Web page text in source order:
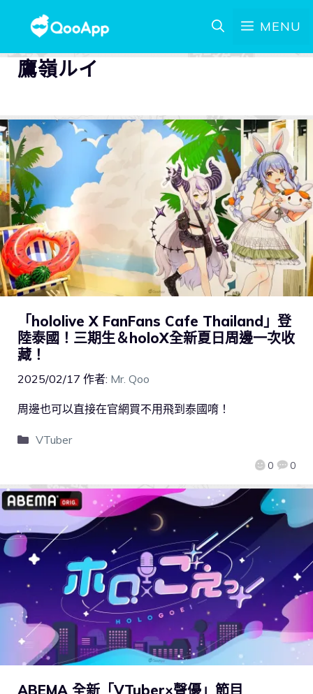
MENU
鷹嶺ルイ
「hololive X FanFans Cafe Thailand」登
陸泰國！三期生＆holoX全新夏日周邊一次收
藏！
2025/02/17 作者: Mr. Qoo
0 0
周邊也可以直接在官網買不用飛到泰國唷！
VTuber
ABEMA 全新「VTuber×聲優」節目